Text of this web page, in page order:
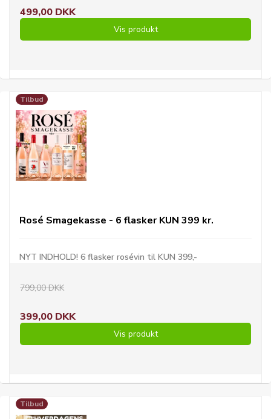
499,00 DKK
Vis produkt
Tilbud
Rosé Smagekasse - 6 flasker KUN 399 kr.
NYT INDHOLD! 6 flasker rosévin til KUN 399,-
799,00 DKK
399,00 DKK
Vis produkt
Tilbud